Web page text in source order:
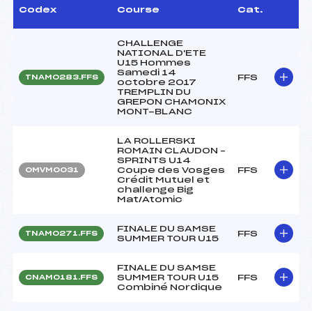
Codex Course Cat.
TNAM0283.FFS
CHALLENGE
NATIONAL D'ETE
U15 Hommes
Samedi 14
octobre 2017
TREMPLIN DU
GREPON CHAMONIX
MONT-BLANC
FFS
OMVM0031
LA ROLLERSKI
ROMAIN CLAUDON –
SPRINTS U14
Coupe des Vosges
Crédit Mutuel et
challenge Big
Mat/Atomic
FFS
TNAM0271.FFS
FINALE DU SAMSE
SUMMER TOUR U15
FFS
CNAM0181.FFS
FINALE DU SAMSE
SUMMER TOUR U15
Combiné Nordique
FFS